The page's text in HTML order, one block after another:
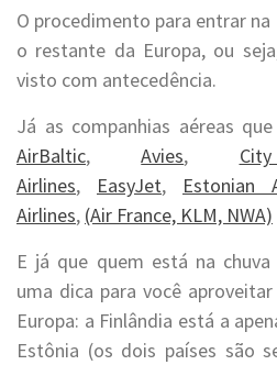
O procedimento para entrar
o restante da Europa, ou
visto com antecedência.
Já as companhias aéreas
AirBaltic,Avies,
Airlines, EasyJet, Estonian
Airlines, (Air France, KLM, NWA)
E já que quem está na
uma dica para você
Europa: a Finlândia está a
Estônia (os dois países são